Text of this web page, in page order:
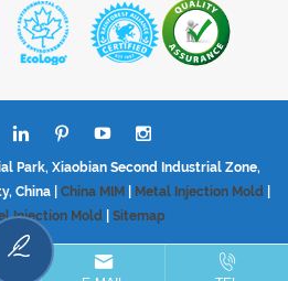
Park, Xiaobian Second Industrial Zone,
China | China MIM| Metal Injection Mold
Injection Mold
Sitemap